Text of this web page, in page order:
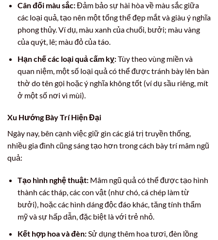
Cân đối màu sắc:Đảm bảo sự hài hòa về màu sắc giữa
các loại quả, tạo nên một tổng thể đẹp mắt và giàu ý nghĩa
phong thủy. Ví dụ, màu xanh của chuối, bưởi; màu vàng
của quýt, lê; màu đỏ của táo.
Hạn chế các loại quả cấm kỵ:Tùy theo vùng miền và
quan niệm, một số loại quả có thể được tránh bày lên bàn
thờ do tên gọi hoặc ý nghĩa không tốt (ví dụ sầu riêng, mít
ở một số nơi vì mùi).
Xu Hướng Bày Trí Hiện Đại
Ngày nay, bên cạnh việc giữ gìn các giá trị truyền thống,
nhiều gia đình cũng sáng tạo hơn trong cách bày trí mâm ngũ
quả:
Tạo hình nghệ thuật:Mâm ngũ quả có thể được tạo hình
thành các tháp, các con vật (như chó, cá chép làm từ
bưởi), hoặc các hình dáng độc đáo khác, tăng tính thẩm
mỹ và sự hấp dẫn, đặc biệt là với trẻ nhỏ.
Kết hợp hoa và đèn:Sử dụng thêm hoa tươi, đèn lồng